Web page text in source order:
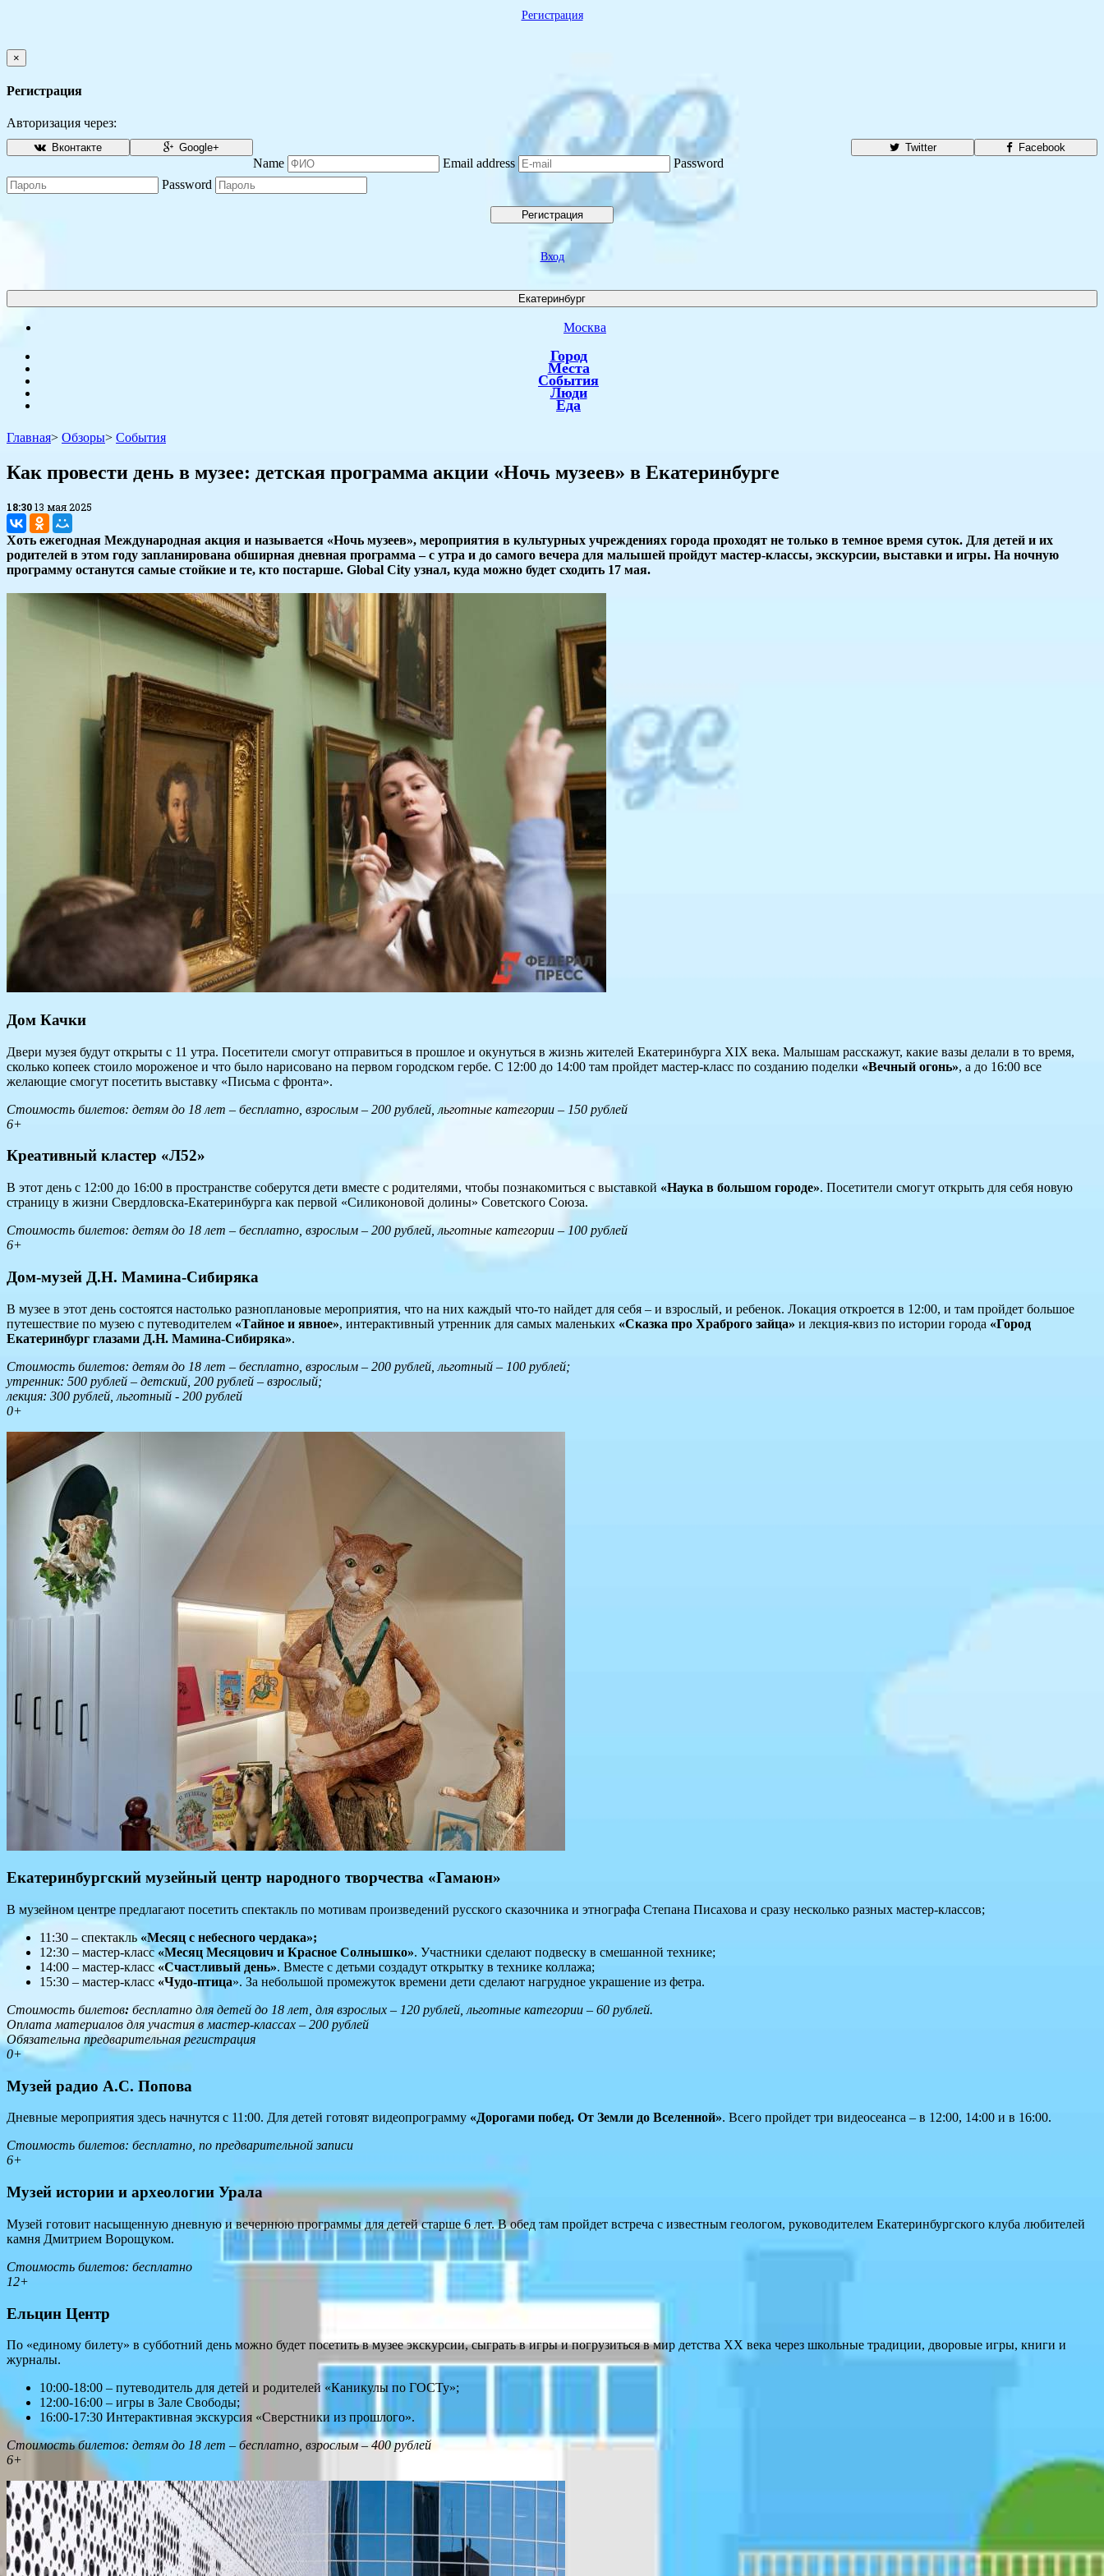
Регистрация
×
Регистрация
Авторизация через:
Facebook
Вконтакте Twitter
Google+
Name Email address
Password
Password
Регистрация
Вход
Екатеринбург
Москва
Город
Места
События
Люди
Еда
Главная> Обзоры> События
​Как провести день в музее: детская программа акции «Ночь музеев» в Екатеринбурге
18:3013 мая 2025
Хоть ежегодная Международная акция и называется «Ночь музеев», мероприятия в культурных учреждениях города проходят не только в темное время суток. Для детей и их
родителей в этом году запланирована обширная дневная программа – с утра и до самого вечера для малышей пройдут мастер-классы, экскурсии, выставки и игры. На ночную
программу останутся самые стойкие и те, кто постарше. Global City узнал, куда можно будет сходить 17 мая.
Дом Качки
Двери музея будут открыты с 11 утра. Посетители смогут отправиться в прошлое и окунуться в жизнь жителей Екатеринбурга XIX века. Малышам расскажут, какие вазы делали в то время,
сколько копеек стоило мороженое и что было нарисовано на первом городском гербе. С 12:00 до 14:00 там пройдет мастер-класс по созданию поделки «Вечный огонь», а до 16:00 все
желающие смогут посетить выставку «Письма с фронта».
Стоимость билетов: детям до 18 лет – бесплатно, взрослым – 200 рублей, льготные категории – 150 рублей
6+
Креативный кластер «Л52»
В этот день с 12:00 до 16:00 в пространстве соберутся дети вместе с родителями, чтобы познакомиться с выставкой «Наука в большом городе». Посетители смогут открыть для себя новую
страницу в жизни Свердловска-Екатеринбурга как первой «Силиконовой долины» Советского Союза.
Стоимость билетов: детям до 18 лет – бесплатно, взрослым – 200 рублей, льготные категории – 100 рублей
6+
Дом-музей Д.Н. Мамина-Сибиряка
В музее в этот день состоятся настолько разноплановые мероприятия, что на них каждый что-то найдет для себя – и взрослый, и ребенок. Локация откроется в 12:00, и там пройдет большое
путешествие по музею с путеводителем «Тайное и явное», интерактивный утренник для самых маленьких «Сказка про Храброго зайца» и лекция-квиз по истории города «Город
Екатеринбург глазами Д.Н. Мамина-Сибиряка».
Стоимость билетов: детям до 18 лет – бесплатно, взрослым – 200 рублей, льготный – 100 рублей;
утренник: 500 рублей – детский, 200 рублей – взрослый;
лекция: 300 рублей, льготный - 200 рублей
0+
Екатеринбургский музейный центр народного творчества «Гамаюн»
В музейном центре предлагают посетить спектакль по мотивам произведений русского сказочника и этнографа Степана Писахова и сразу несколько разных мастер-классов;
11:30 – спектакль«Месяц с небесного чердака»;
12:30 – мастер-класс «Месяц Месяцович и Красное Солнышко». Участники сделают подвеску в смешанной технике;
14:00 – мастер-класс «Счастливый день». Вместе с детьми создадут открытку в технике коллажа;
15:30 – мастер-класс «Чудо-птица». За небольшой промежуток времени дети сделают нагрудное украшение из фетра.
Стоимость билетов: бесплатно для детей до 18 лет, для взрослых – 120 рублей, льготные категории – 60 рублей.
Оплата материалов для участия в мастер-классах – 200 рублей
Обязательна предварительная регистрация
0+
Музей радио А.С. Попова
Дневные мероприятия здесь начнутся с 11:00. Для детей готовят видеопрограмму «Дорогами побед. От Земли до Вселенной». Всего пройдет три видеосеанса – в 12:00, 14:00 и в 16:00.
Стоимость билетов: бесплатно, по предварительной записи
6+
Музей истории и археологии Урала
Музей готовит насыщенную дневную и вечернюю программы для детей старше 6 лет. В обед там пройдет встреча с известным геологом, руководителем Екатеринбургского клуба любителей
камня Дмитрием Ворощуком.
Стоимость билетов: бесплатно
12+
Ельцин Центр
По «единому билету» в субботний день можно будет посетить в музее экскурсии, сыграть в игры и погрузиться в мир детства XX века через школьные традиции, дворовые игры, книги и
журналы.
10:00-18:00 – путеводитель для детей и родителей «Каникулы по ГОСТу»;
12:00-16:00 – игры в Зале Свободы;
16:00-17:30 Интерактивная экскурсия «Сверстники из прошлого».
Стоимость билетов: детям до 18 лет – бесплатно, взрослым – 400 рублей
6+